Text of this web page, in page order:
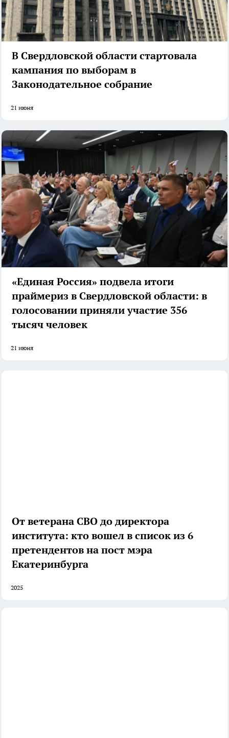
В Свердловской области стартовала
кампания по выборам в
Законодательное собрание
21 июня
«Единая Россия» подвела итоги
праймериз в Свердловской области: в
голосовании приняли участие 356
тысяч человек
21 июня
От ветерана СВО до директора
института: кто вошел в список из 6
претендентов на пост мэра
Екатеринбурга
2025